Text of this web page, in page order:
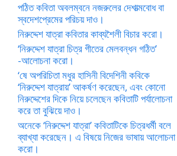
পঠিত কবিতা অবলম্বনে নজরুলের দেশাত্মবোধ বা
স্বদেশপ্রেমের পরিচয় দাও।
নিরুদ্দেশ যাত্রা কবিতার কাব্যশৈলী বিচার করো।
‘নিরুদ্দেশ যাত্রা চিত্র গীতের মেলবন্ধন গঠিত’
-আলোচনা করো।
‘ষে অপরিচিতা মধুর হাসিনী বিদেশিনী কবিকে
‘নিরুদ্দেশ যাত্রায়’ আকর্ষণ করেছেন, এবং কোনো
নিরুদ্দেশের দিকে নিয়ে চলেছেন কবিতাটি পর্যালোচনা
করে তা বুঝিয়ে দাও।
অনেকে ‘নিরুদ্দেশ যাত্রা’ কবিতাটিকে চিত্রধর্মী বলে
ব্যাখ্যা করেছেন। এ বিষয়ে নিজের ভাষায় আলোচনা
করো।